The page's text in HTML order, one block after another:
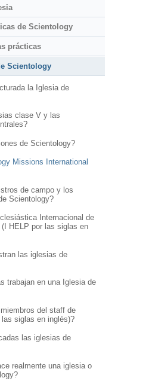
de Scientology
prácticas
Scientology
la Iglesia de
clase V y las
de Scientology?
Missions International
de campo y los
Scientology?
Internacional de
(I HELP por las siglas en
las iglesias de
trabajan en una Iglesia de
del staff de
siglas en inglés)?
las iglesias de
realmente una iglesia o